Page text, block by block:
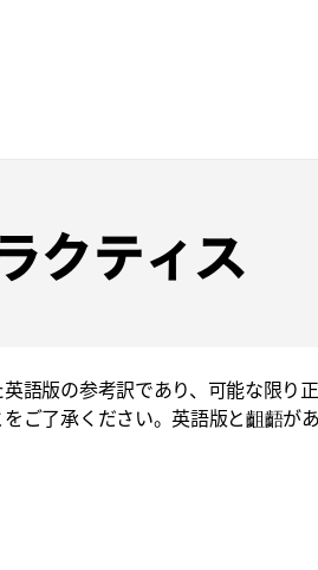
クティス
語版の参考訳であり、可能な限り
ご了承ください。英語版と齟齬が